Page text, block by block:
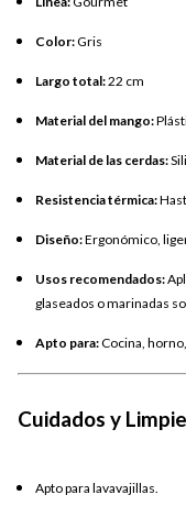
Color:Gris
Largo total:22 cm
Material del mango:
Material de las cerdas:
Resistencia térmica:
Diseño:Ergonómico,
Usos recomendados:
glaseados o marinadas
Apto para:Cocina,
Cuidados y
Apto para lavavajillas.